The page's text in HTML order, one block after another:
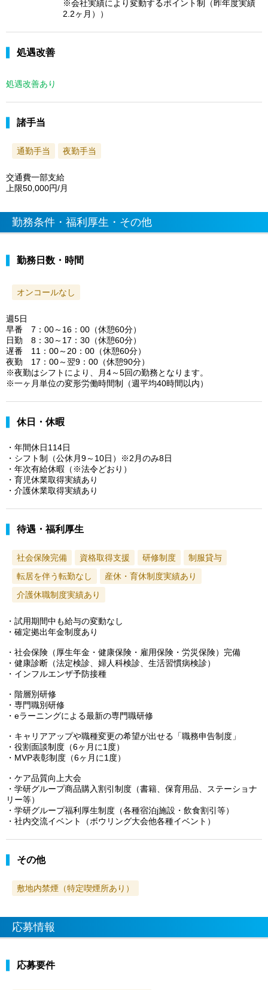
※会社実績により変動するポイント制（昨年度実績
2.2ヶ月））
処遇改善
処遇改善あり
諸手当
通勤手当 夜勤手当
交通費一部支給
上限50,000円/月
勤務条件・福利厚生・その他
勤務日数・時間
オンコールなし
週5日
早番 7：00～16：00（休憩60分）
日勤 8：30～17：30（休憩60分）
遅番 11：00～20：00（休憩60分）
夜勤 17：00～翌9：00（休憩90分）
※夜勤はシフトにより、月4～5回の勤務となります。
※一ヶ月単位の変形労働時間制（週平均40時間以内）
休日・休暇
・年間休日114日
・シフト制（公休月9～10日）※2月のみ8日
・年次有給休暇（※法令どおり）
・育児休業取得実績あり
・介護休業取得実績あり
待遇・福利厚生
社会保険完備 資格取得支援 研修制度
制服貸与
転居を伴う転勤なし
産休・育休制度実績あり
介護休職制度実績あり
・試用期間中も給与の変動なし
・確定拠出年金制度あり
・社会保険（厚生年金・健康保険・雇用保険・労災保険）完備
・健康診断（法定検診、婦人科検診、生活習慣病検診）
・インフルエンザ予防接種
・階層別研修
・専門職別研修
・eラーニングによる最新の専門職研修
・キャリアアップや職種変更の希望が出せる「職務申告制度」
・役割面談制度（6ヶ月に1度）
・MVP表彰制度（6ヶ月に1度）
・ケア品質向上大会
・学研グループ商品購入割引制度（書籍、保育用品、ステーショナ
リー等）
・学研グループ福利厚生制度（各種宿泊j施設・飲食割引等）
・社内交流イベント（ボウリング大会他各種イベント）
その他
敷地内禁煙（特定喫煙所あり）
応募情報
応募要件